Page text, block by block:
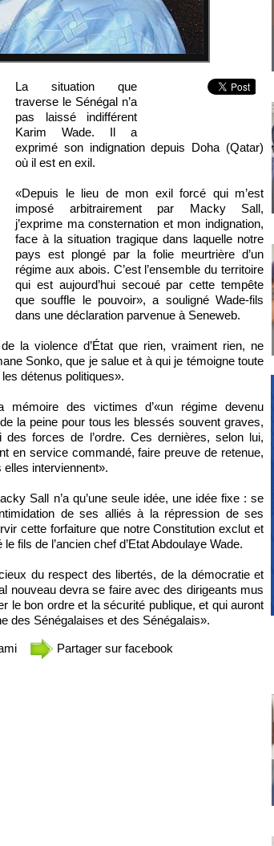
La situation que
traverse le Sénégal n’a
pas laissé indifférent
Karim Wade. Il a
exprimé son indignation depuis Doha (Qatar)
où il est en exil.
«Depuis le lieu de mon exil forcé qui m’est
imposé arbitrairement par Macky Sall,
j’exprime ma consternation et mon indignation,
face à la situation tragique dans laquelle notre
pays est plongé par la folie meurtrière d’un
régime aux abois. C’est l’ensemble du territoire
qui est aujourd’hui secoué par cette tempête
que souffle le pouvoir», a souligné Wade-fils
dans une déclaration parvenue à Seneweb.
la violence d’État que rien, vraiment rien, ne
Sonko, que je salue et à qui je témoigne toute
détenus politiques».
mémoire des victimes d’«un régime devenu
la peine pour tous les blessés souvent graves,
forces de l’ordre. Ces dernières, selon lui,
en service commandé, faire preuve de retenue,
interviennent».
Sall n’a qu’une seule idée, une idée fixe : se
de ses alliés à la répression de ses
cette forfaiture que notre Constitution exclut et
fils de l’ancien chef d’Etat Abdoulaye Wade.
du respect des libertés, de la démocratie et
nouveau devra se faire avec des dirigeants mus
le bon ordre et la sécurité publique, et qui auront
des Sénégalaises et des Sénégalais».
Partager sur facebook